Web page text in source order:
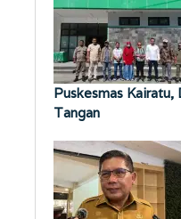
Puskesmas
Tangan